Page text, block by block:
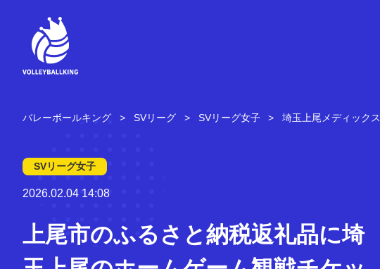
バレーボールキング SVリーグ SVリーグ女子 埼玉上尾メディックス
SVリーグ女子
2026.02.04 14:08
上尾市のふるさと納税返礼品に埼